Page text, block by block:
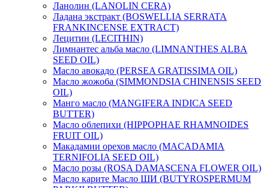
Ланолин (LANOLIN CERA)
Ладана экстракт (BOSWELLIA SERRATA
FRANKINCENSE EXTRACT)
Лецитин (LECITHIN)
Лимнантес альба масло (LIMNANTHES ALBA
SEED OIL)
Масло авокадо (PERSEA GRATISSIMA OIL)
Масло жожоба (SIMMONDSIA CHINENSIS SEED
OIL)
Манго масло (MANGIFERA INDICA SEED
BUTTER)
Масло облепихи (HIPPOPHAE RHAMNOIDES
FRUIT OIL)
Макадамии орехов масло (MACADAMIA
TERNIFOLIA SEED OIL)
Масло розы (ROSA DAMASCENA FLOWER OIL)
Масло карите Масло ШИ (BUTYROSPERMUM